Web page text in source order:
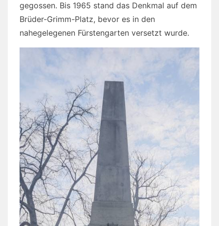
gegossen. Bis 1965 stand das Denkmal auf dem
Brüder-Grimm-Platz, bevor es in den
nahegelegenen Fürstengarten versetzt wurde.